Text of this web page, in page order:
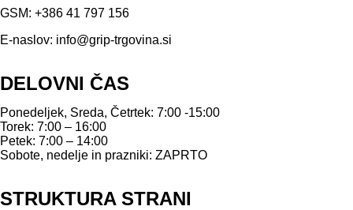
GSM: +386 41 797 156
E-naslov: info@grip-trgovina.si
DELOVNI ČAS
Ponedeljek, Sreda, Četrtek: 7:00 -15:00
Torek: 7:00 – 16:00
Petek: 7:00 – 14:00
Sobote, nedelje in prazniki: ZAPRTO
STRUKTURA STRANI